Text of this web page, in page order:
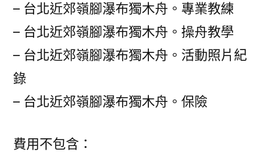
– 台北近郊嶺腳瀑布獨木舟。專業教練
– 台北近郊嶺腳瀑布獨木舟。操舟教學
– 台北近郊嶺腳瀑布獨木舟。活動照片紀
錄
– 台北近郊嶺腳瀑布獨木舟。保險
費用不包含：